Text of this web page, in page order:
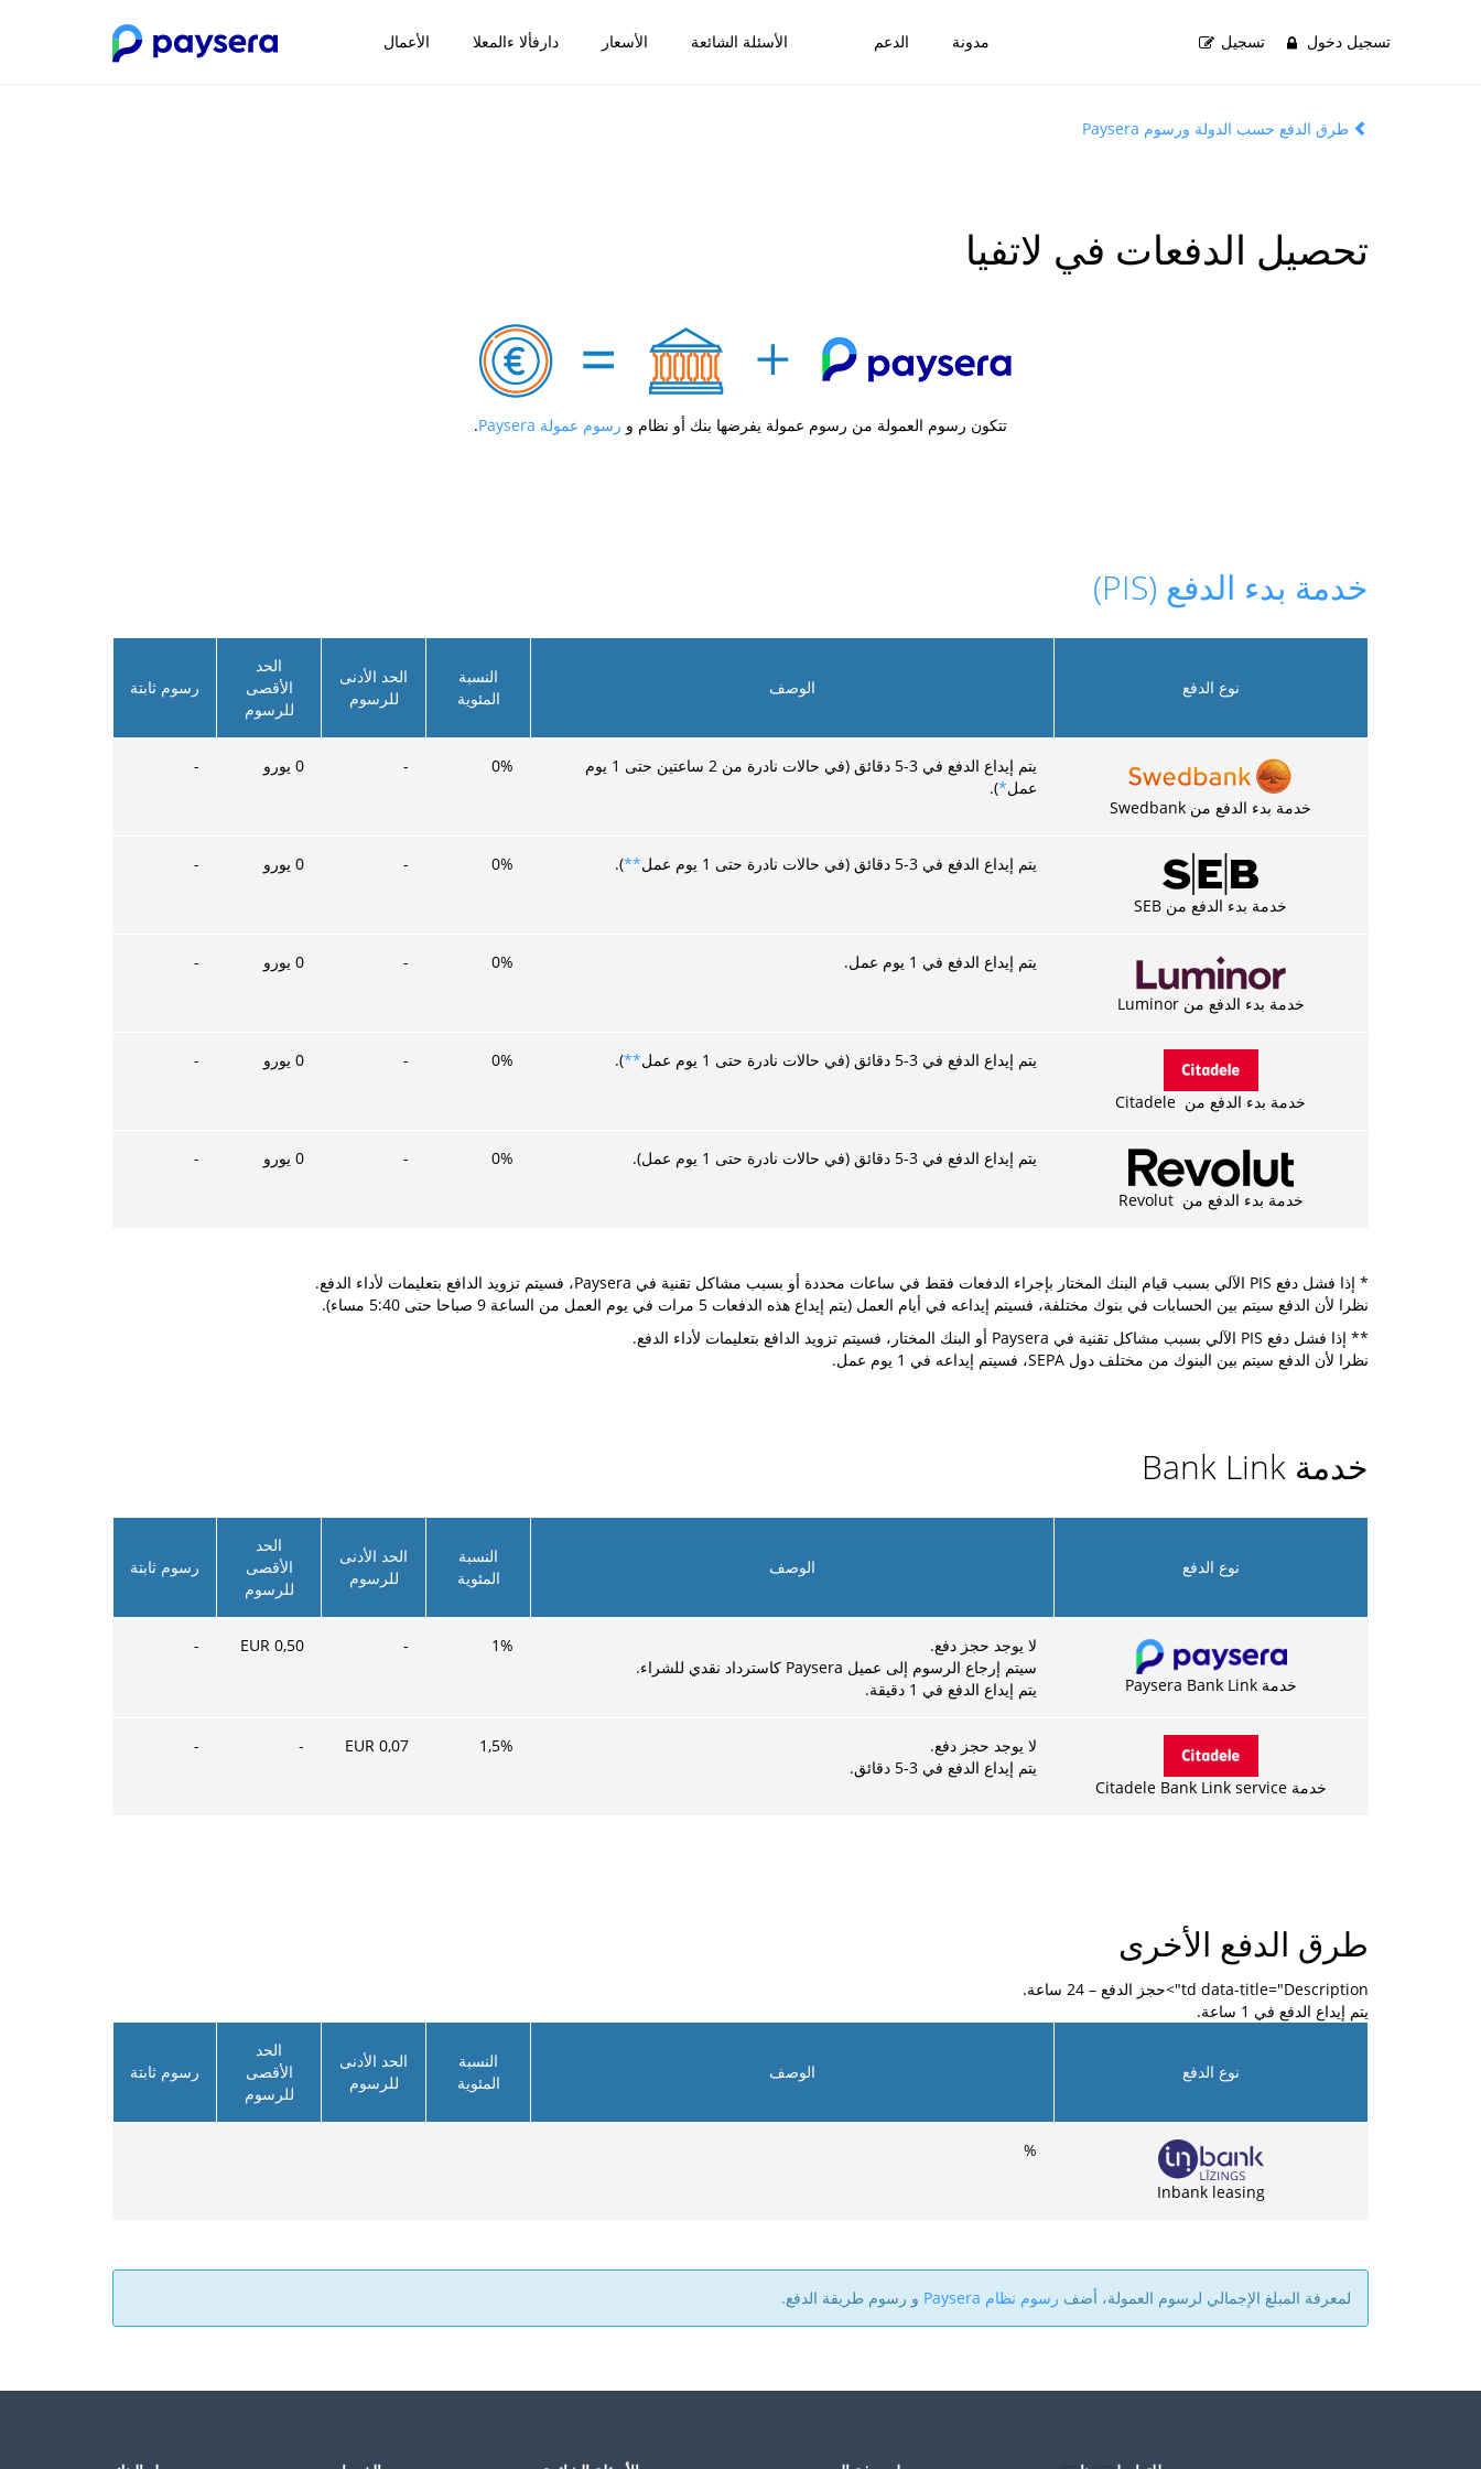
الأعمال دارفألا ءالمعلا الأسعار الأسئلة الشائعة الدعم مدونة تسجيل تسجيل دخول
طرق الدفع حسب الدولة ورسوم Paysera
تحصيل الدفعات في لاتفيا
تتكون رسوم العمولة من رسوم عمولة يفرضها بنك أو نظام و رسوم عمولة Paysera .
خدمة بدء الدفع (PIS)
نوع الدفع الوصف
النسبة
المئوية
الحد الأدنى
للرسوم
الحد
الأقصى
للرسوم
رسوم ثابتة
خدمة بدء الدفع من Swedbank
يتم إيداع الدفع في 3-5 دقائق (في حالات نادرة من 2 ساعتين حتى 1 يوم
عمل*
).
0%
-
0 يورو -
خدمة بدء الدفع من SEB
يتم إيداع الدفع في 3-5 دقائق (في حالات نادرة حتى 1 يوم عمل **
).
0%
-
0 يورو -
خدمة بدء الدفع من Luminor
يتم إيداع الدفع في 1 يوم عمل. 0%
-
0 يورو -
خدمة بدء الدفع من Citadele
يتم إيداع الدفع في 3-5 دقائق (في حالات نادرة حتى 1 يوم عمل **
).
0%
-
0 يورو -
خدمة بدء الدفع من Revolut
يتم إيداع الدفع في 3-5 دقائق (في حالات نادرة حتى 1 يوم عمل). 0%
-
0 يورو -
* إذا فشل دفع PIS الآلي بسبب قيام البنك المختار بإجراء الدفعات فقط في ساعات محددة أو بسبب مشاكل تقنية في Paysera، فسيتم تزويد الدافع بتعليمات لأداء الدفع.
نظرا لأن الدفع سيتم بين الحسابات في بنوك مختلفة، فسيتم إيداعه في أيام العمل (يتم إيداع هذه الدفعات 5 مرات في يوم العمل من الساعة 9 صباحا حتى 5:40 مساء).
** إذا فشل دفع PIS الآلي بسبب مشاكل تقنية في Paysera أو البنك المختار، فسيتم تزويد الدافع بتعليمات لأداء الدفع.
نظرا لأن الدفع سيتم بين البنوك من مختلف دول SEPA، فسيتم إيداعه في 1 يوم عمل.
خدمة Bank Link
نوع الدفع الوصف
النسبة
المئوية
الحد الأدنى
للرسوم
الحد
الأقصى
للرسوم
رسوم ثابتة
خدمة Paysera Bank Link
لا يوجد حجز دفع.
سيتم إرجاع الرسوم إلى عميل Paysera كاسترداد نقدي للشراء.
يتم إيداع الدفع في 1 دقيقة.
1%
-
0,50
EUR
-
خدمة Citadele Bank Link service
لا يوجد حجز دفع.
يتم إيداع الدفع في 3-5 دقائق.
1,5%
0,07
EUR
-
-
طرق الدفع الأخرى
td data-title="Description">حجز الدفع – 24 ساعة.
يتم إيداع الدفع في 1 ساعة.
نوع الدفع الوصف
النسبة
المئوية
الحد الأدنى
للرسوم
الحد
الأقصى
للرسوم
رسوم ثابتة
Inbank leasing
%
لمعرفة المبلغ الإجمالي لرسوم العمولة، أضف رسوم نظام Paysera و رسوم طريقة الدفع.